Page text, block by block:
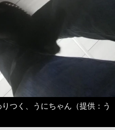
つく、うにちゃん（提供：う